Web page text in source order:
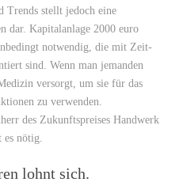
Trends stellt jedoch eine
dar. Kapitalanlage 2000 euro
notwendig, die mit Zeit-
sind. Wenn man jemanden
versorgt, um sie für das
zu verwenden.
des Zukunftspreises Handwerk
nötig.
lohnt sich.